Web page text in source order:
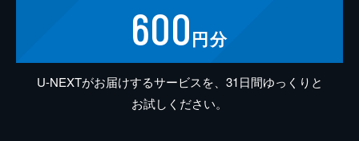
600円分
U-NEXTがお届けするサービスを、31日間ゆっくりと
お試しください。